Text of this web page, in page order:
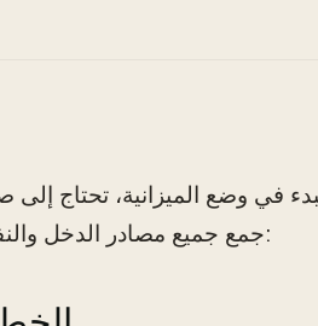
في وضع الميزانية، تحتاج
جمع جميع مصادر الدخل والنفقات الخاصة بك. إليك كيفية القيام بذلك: